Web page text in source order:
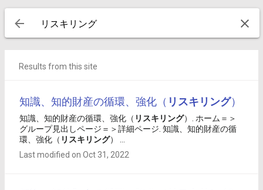
Results from this site
知識、知的財産の循環、強化（ リスキリング）
知識、知的財産の循環、強化（ リスキリング）. ホーム＝＞
グループ見出しページ＝＞詳細ページ. 知識、知的財産の循
環、強化（ リスキリング） ...
Last modified on Oct 31, 2022